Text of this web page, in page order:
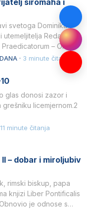
siromaha i
svetoga Dominika
utemeljitelja Reda
– OP).
ljubavlju prema
· 3 minute čitanja
glas donosi zazor i
licemjernom.2
11 minute čitanja
– dobar i miroljubiv
rimski biskup, papa
knjizi Liber Pontificalis
je odnose s